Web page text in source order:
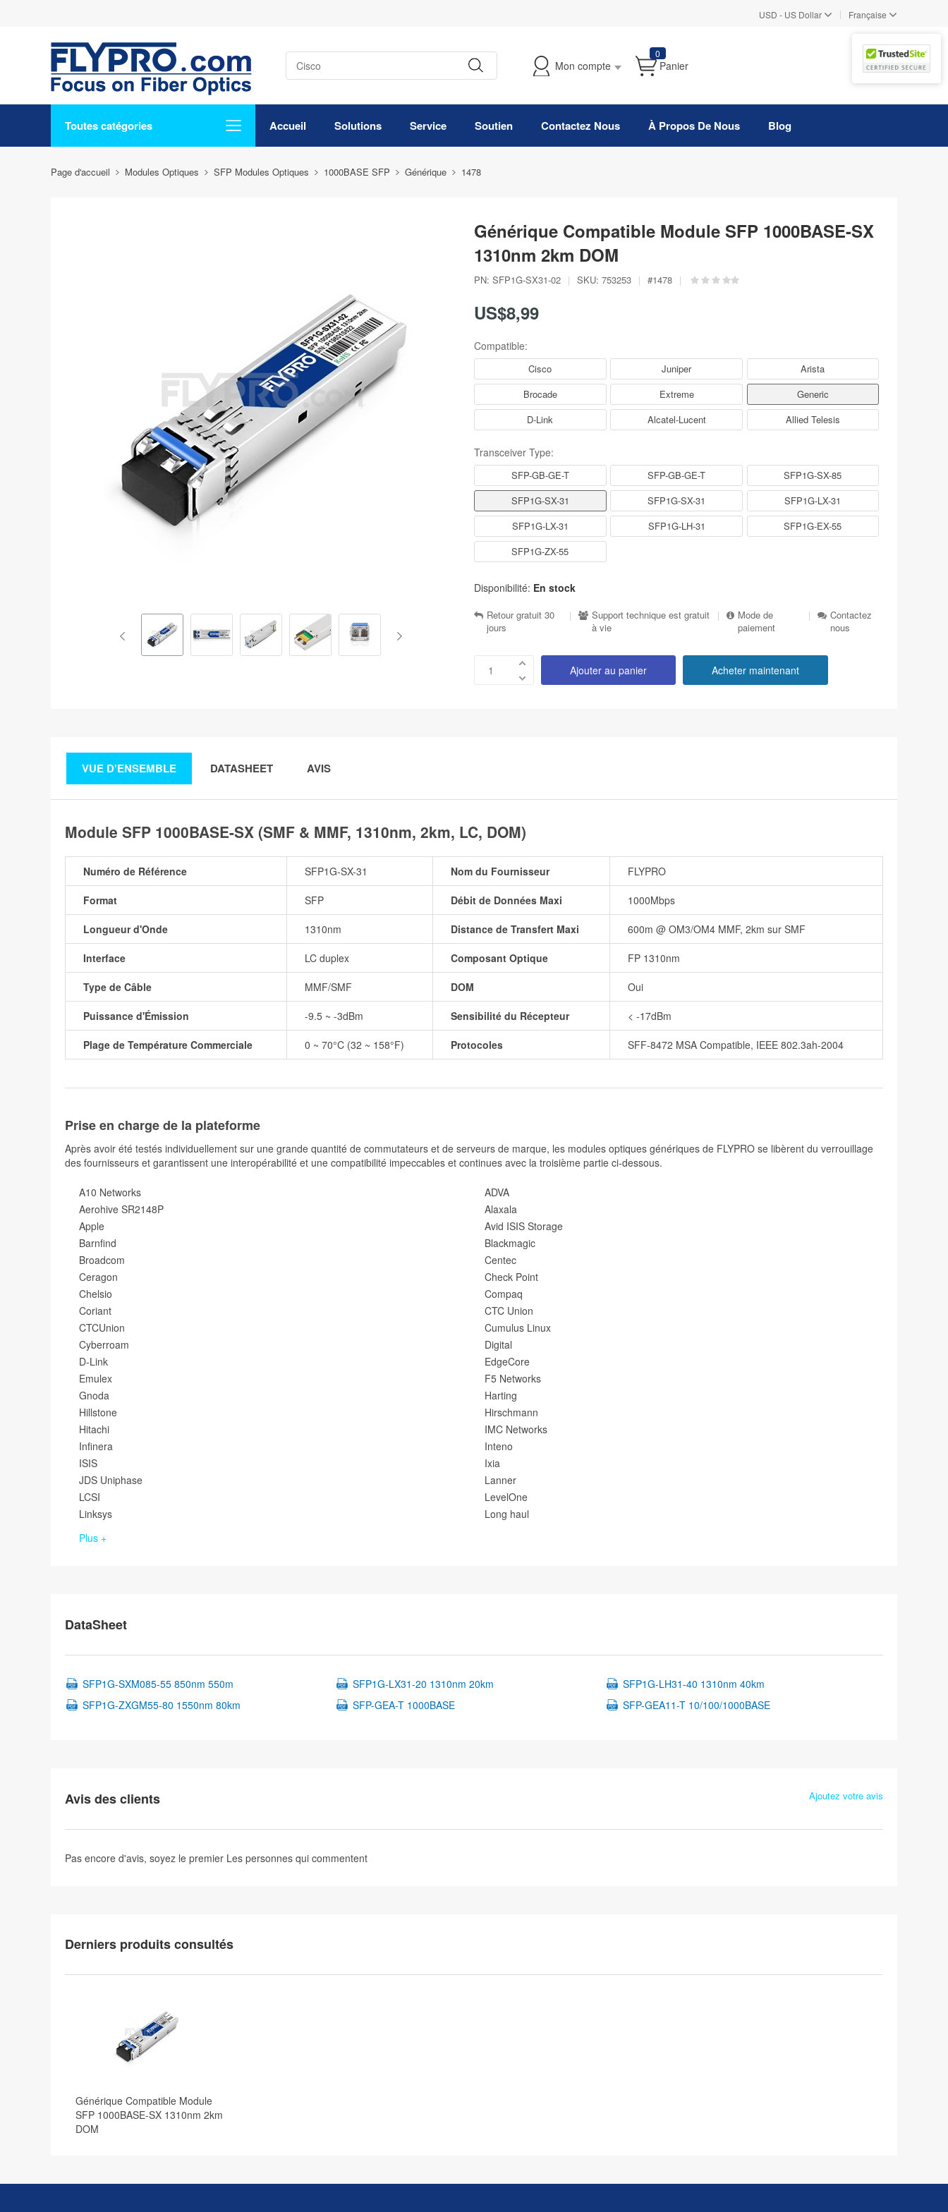
USD - US Dollar | Française
Mon compte
0
Panier
Toutes catégories Accueil Solutions Service Soutien Contactez Nous À Propos De Nous Blog
Page d'accueil Modules Optiques SFP Modules Optiques 1000BASE SFP Générique 1478
Générique Compatible Module SFP 1000BASE-SX
1310nm 2km DOM
PN: SFP1G-SX31-02 | SKU: 753253 | #1478 |
US$8,99
Compatible:
Cisco Juniper
Arista
Brocade
Extreme
Generic
D-Link
Alcatel-Lucent Allied Telesis
Transceiver Type:
SFP-GB-GE-T SFP-GB-GE-T
SFP1G-SX-85
SFP1G-SX-31
SFP1G-SX-31
SFP1G-LX-31
SFP1G-LX-31
SFP1G-LH-31
SFP1G-EX-55
SFP1G-ZX-55
Disponibilité: En stock
Retour gratuit 30
jours
|
Support technique est gratuit
à vie
|
Mode de
paiement
|
Contactez
nous
Ajouter au panier Acheter maintenant
VUE D'ENSEMBLE DATASHEET AVIS
Module SFP 1000BASE-SX (SMF & MMF, 1310nm, 2km, LC, DOM)
Numéro de Référence SFP1G-SX-31 Nom du Fournisseur FLYPRO
Format SFP Débit de Données Maxi 1000Mbps
Longueur d'Onde 1310nm Distance de Transfert Maxi 600m @ OM3/OM4 MMF, 2km sur SMF
Interface LC duplex Composant Optique FP 1310nm
Type de Câble MMF/SMF DOM Oui
Puissance d'Émission -9.5 ~ -3dBm Sensibilité du Récepteur < -17dBm
Plage de Température Commerciale 0 ~ 70°C (32 ~ 158°F) Protocoles SFF-8472 MSA Compatible, IEEE 802.3ah-2004
Prise en charge de la plateforme
Après avoir été testés individuellement sur une grande quantité de commutateurs et de serveurs de marque, les modules optiques génériques de FLYPRO se libèrent du verrouillage
des fournisseurs et garantissent une interopérabilité et une compatibilité impeccables et continues avec la troisième partie ci-dessous.
A10 Networks
ADVA
Aerohive SR2148P
Alaxala
Apple
Avid ISIS Storage
Barnfind
Blackmagic
Broadcom
Centec
Ceragon
Check Point
Chelsio
Compaq
Coriant
CTC Union
CTCUnion
Cumulus Linux
Cyberroam
Digital
D-Link
EdgeCore
Emulex
F5 Networks
Gnoda
Harting
Hillstone
Hirschmann
Hitachi
IMC Networks
Infinera
Inteno
ISIS
Ixia
JDS Uniphase
Lanner
LCSI
LevelOne
Linksys
Long haul
Plus +
DataSheet
SFP1G-SXM085-55 850nm 550m SFP1G-LX31-20 1310nm 20km
SFP1G-LH31-40 1310nm 40km
SFP1G-ZXGM55-80 1550nm 80km
SFP-GEA-T 1000BASE SFP-GEA11-T 10/100/1000BASE
Avis des clients Ajoutez votre avis
Pas encore d'avis, soyez le premier Les personnes qui commentent
Derniers produits consultés
Générique Compatible Module
SFP 1000BASE-SX 1310nm 2km
DOM